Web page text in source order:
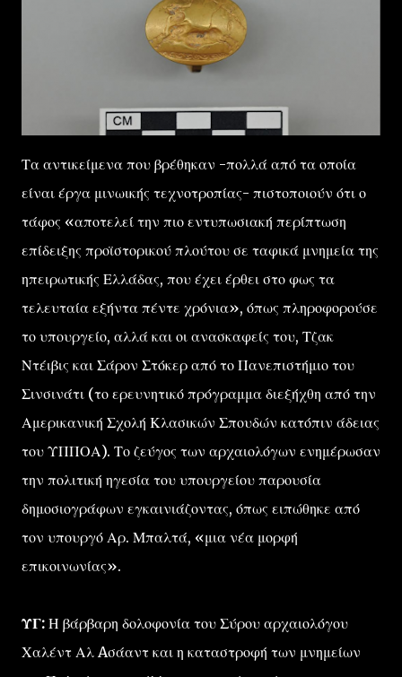
Τα αντικείμενα που βρέθηκαν -πολλά από τα οποία
είναι έργα μινωικής τεχνοτροπίας- πιστοποιούν ότι ο
τάφος «αποτελεί την πιο εντυπωσιακή περίπτωση
επίδειξης προϊστορικού πλούτου σε ταφικά μνημεία της
ηπειρωτικής Ελλάδας, που έχει έρθει στο φως τα
τελευταία εξήντα πέντε χρόνια», όπως πληροφορούσε
το υπουργείο, αλλά και οι ανασκαφείς του, Τζακ
Ντέιβις και Σάρον Στόκερ από το Πανεπιστήμιο του
Σινσινάτι (το ερευνητικό πρόγραμμα διεξήχθη από την
Αμερικανική Σχολή Κλασικών Σπουδών κατόπιν άδειας
του ΥΠΠΟΑ). Το ζεύγος των αρχαιολόγων ενημέρωσαν
την πολιτική ηγεσία του υπουργείου παρουσία
δημοσιογράφων εγκαινιάζοντας, όπως ειπώθηκε από
τον υπουργό Αρ. Μπαλτά, «μια νέα μορφή
επικοινωνίας».
ΥΓ: Η βάρβαρη δολοφονία του Σύρου αρχαιολόγου
Χαλέντ Αλ Aσάαντ και η καταστροφή των μνημείων